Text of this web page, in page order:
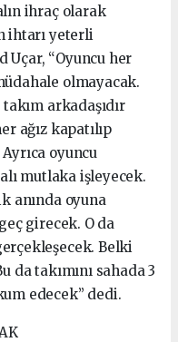
ihraç olarak
ihtarı yeterli
Uçar, “Oyuncu her
olmayacak.
arkadaşıdır
ağız kapatılıp
oyuncu
mutlaka işleyecek.
anında oyuna
girecek. O da
Belki
da takımını sahada 3
edecek” dedi.